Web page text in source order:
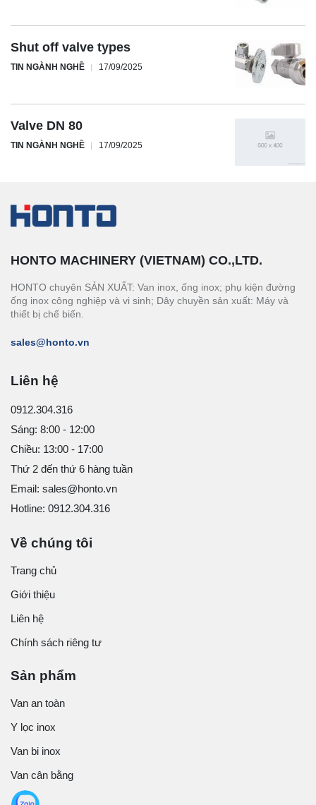
Shut off valve types
TIN NGÀNH NGHỀ 17/09/2025
Valve DN 80
TIN NGÀNH NGHỀ 17/09/2025
HONTO MACHINERY (VIETNAM) CO.,LTD.
HONTO chuyên SẢN XUẤT: Van inox, ống inox; phụ kiện đường
ống inox công nghiệp và vi sinh; Dây chuyền sản xuất: Máy và
thiết bị chế biến.
sales@honto.vn
Liên hệ
0912.304.316
Sáng: 8:00 - 12:00
Chiều: 13:00 - 17:00
Thứ 2 đến thứ 6 hàng tuần
Email: sales@honto.vn
Hotline: 0912.304.316
Về chúng tôi
Trang chủ
Giới thiệu
Liên hệ
Chính sách riêng tư
Sản phẩm
Van an toàn
Y lọc inox
Van bi inox
Van cân bằng